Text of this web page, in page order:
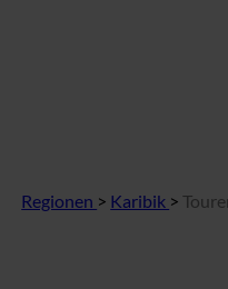
Regionen > Karibik >